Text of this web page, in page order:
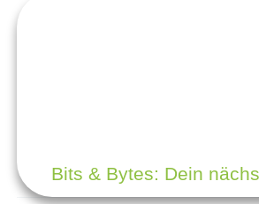
Bits & Bytes: Dein